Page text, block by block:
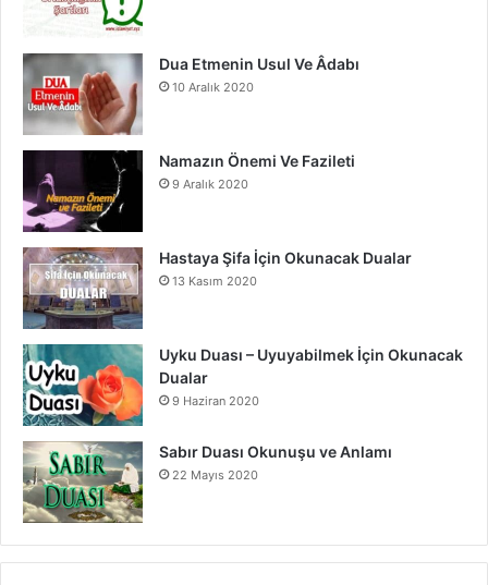
Dua Etmenin Usul Ve Âdabı
10 Aralık 2020
Namazın Önemi Ve Fazileti
9 Aralık 2020
Hastaya Şifa İçin Okunacak Dualar
13 Kasım 2020
Uyku Duası – Uyuyabilmek İçin Okunacak
Dualar
9 Haziran 2020
Sabır Duası Okunuşu ve Anlamı
22 Mayıs 2020